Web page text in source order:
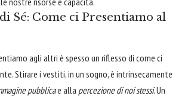
Sé: Come ci Presentiamo al
agli altri è spesso un riflesso di come ci
Stirare i vestiti, in un sogno, è intrinsecamente
pubblicae alla percezione di noi stessi. Un